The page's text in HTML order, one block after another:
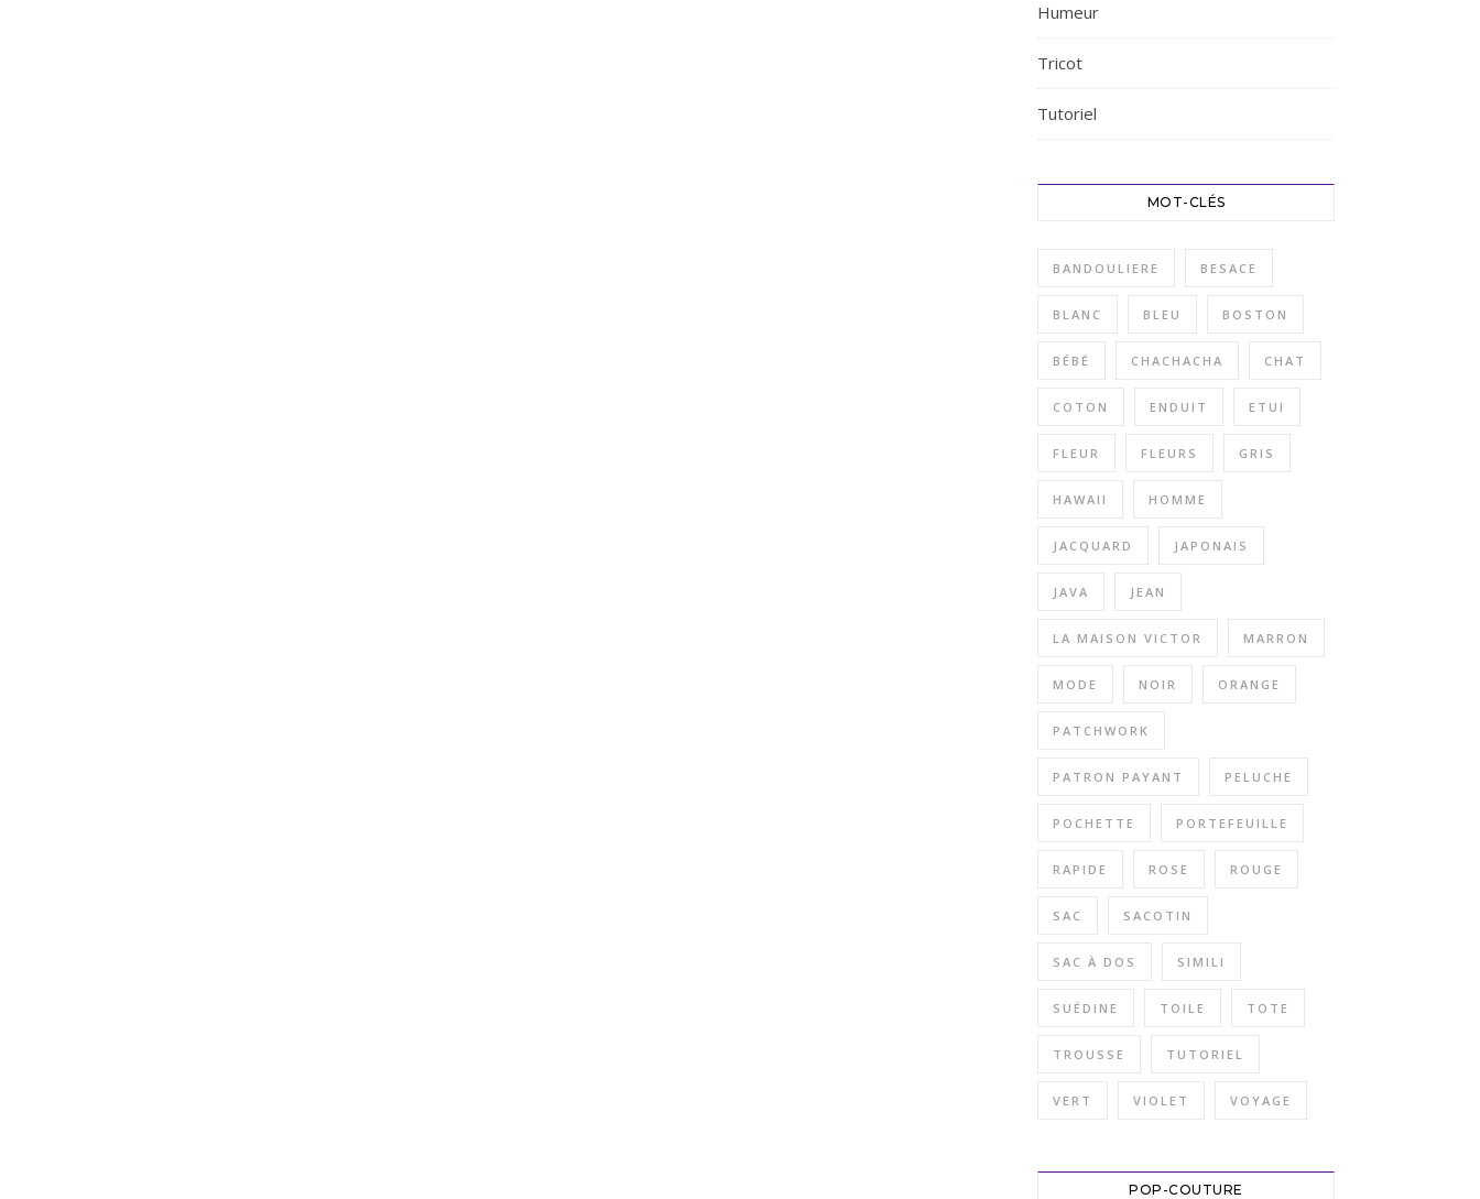
Humeur
Tricot
Tutoriel
MOT-CLÉS
BANDOULIERE BESACE
BLANC BLEU BOSTON
BÉBÉ CHACHACHA CHAT
COTON ENDUIT ETUI
FLEUR FLEURS GRIS
HAWAII HOMME
JACQUARD JAPONAIS
JAVA JEAN
LA MAISON VICTOR MARRON
MODE NOIR ORANGE
PATCHWORK
PATRON PAYANT PELUCHE
POCHETTE PORTEFEUILLE
RAPIDE ROSE ROUGE
SAC SACOTIN
SAC À DOS SIMILI
SUÉDINE TOILE TOTE
TROUSSE TUTORIEL
VERT VIOLET VOYAGE
POP-COUTURE